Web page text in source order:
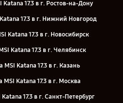
Katana 17.3 в г. Ростов-на-Дону
17.3 в г. Нижний Новгород
Katana 17.3 в г. Новосибирск
Katana 17.3 в г. Челябинск
MSI Katana 17.3 в г. Казань
MSI Katana 17.3 в г. Москва
17.3 в г. Санкт-Петербург